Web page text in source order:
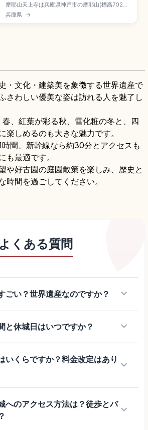
摩耶山天上寺は兵庫県神戸市の摩耶山(標高702m)
山上にある真言宗の寺院で、646年に法道仙人が
開創と伝わる古刹。摩耶夫人を祀る女人守護の寺
兵庫県 →
・文化・建築美を象徴する世界遺産で
さわしい優美な姿は訪れる人を魅了し
、紅葉が彩る秋、雪化粧の冬と、四
楽しめるのも大きな魅力です。
間、新幹線なら約30分とアクセスも
も最適です。
や好古園の庭園散策を楽しみ、歴史と
時間を過ごしてください。
よくある質問
ごい？世界遺産なのですか？ keyboard_arrow_down
と休城日はいつですか？ keyboard_arrow_down
いくらですか？料金改定はあり keyboard_arrow_down
へのアクセス方法は？徒歩とバ keyboard_arrow_down